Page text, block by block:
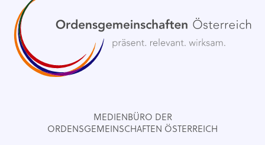
MEDIENBÜRO DER
ORDENSGEMEINSCHAFTEN ÖSTERREICH